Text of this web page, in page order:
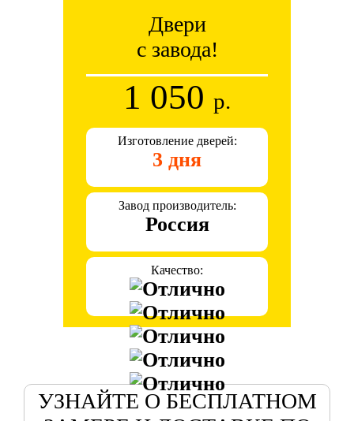
Двери
с завода!
1 050 р.
Изготовление дверей:
3 дня
Завод производитель:
Россия
Качество:
УЗНАЙТЕ О БЕСПЛАТНОМ